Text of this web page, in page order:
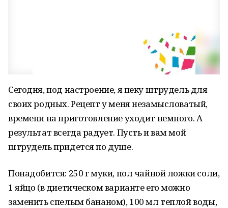
Сегодня, под настроение, я пеку штрудель для
своих родных. Рецепт у меня незамысловатый,
времени на приготовление уходит немного. А
результат всегда радует. Пусть и вам мой
штрудель придется по душе.
Понадобится: 250 г муки, пол чайной ложки соли,
1 яйцо (в диетическом варианте его можно
заменить спелым бананом), 100 мл теплой воды,